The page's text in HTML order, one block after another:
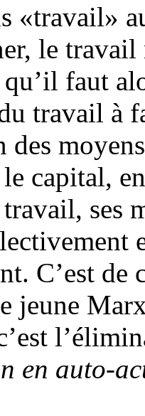
«travail»
le
faut
travail à
capital,
ses
C’est de
jeune
en auto-